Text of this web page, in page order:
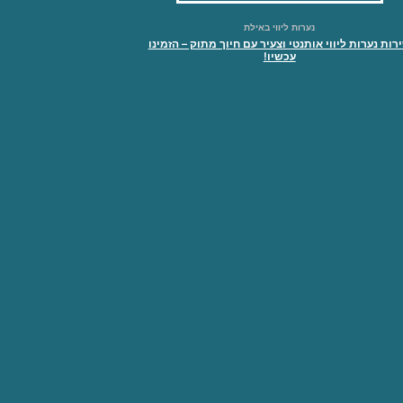
נערות ליווי באילת
נערות ליווי אותנטי וצעיר עם חיוך מתוק – הזמינו
עכשיו!